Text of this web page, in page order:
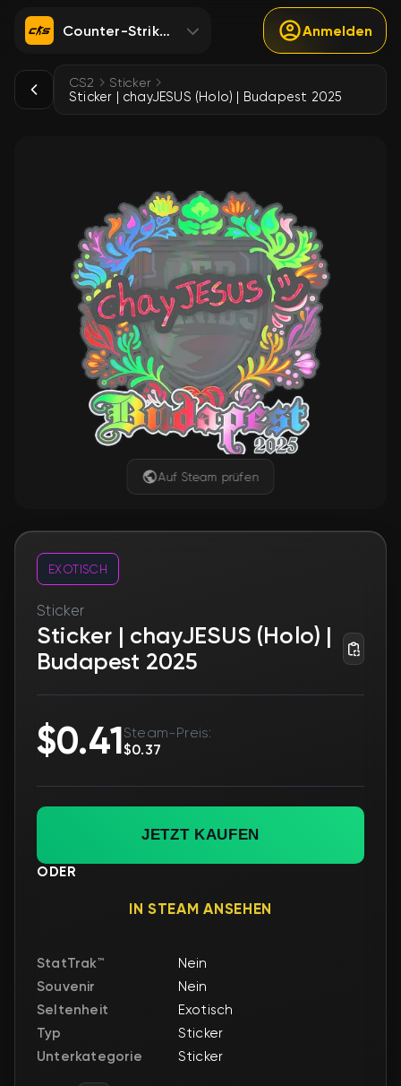
Counter-Strike 2 Anmelden
CS2 Sticker
Sticker | chayJESUS (Holo) | Budapest 2025
Auf Steam prüfen
EXOTISCH
Sticker
Sticker | chayJESUS (Holo) |
Budapest 2025
$0.41Steam-Preis:
$0.37
JETZT KAUFEN
ODER
IN STEAM ANSEHEN
StatTrak™
Nein
Souvenir
Nein
Seltenheit
Exotisch
Typ
Sticker
Unterkategorie
Sticker